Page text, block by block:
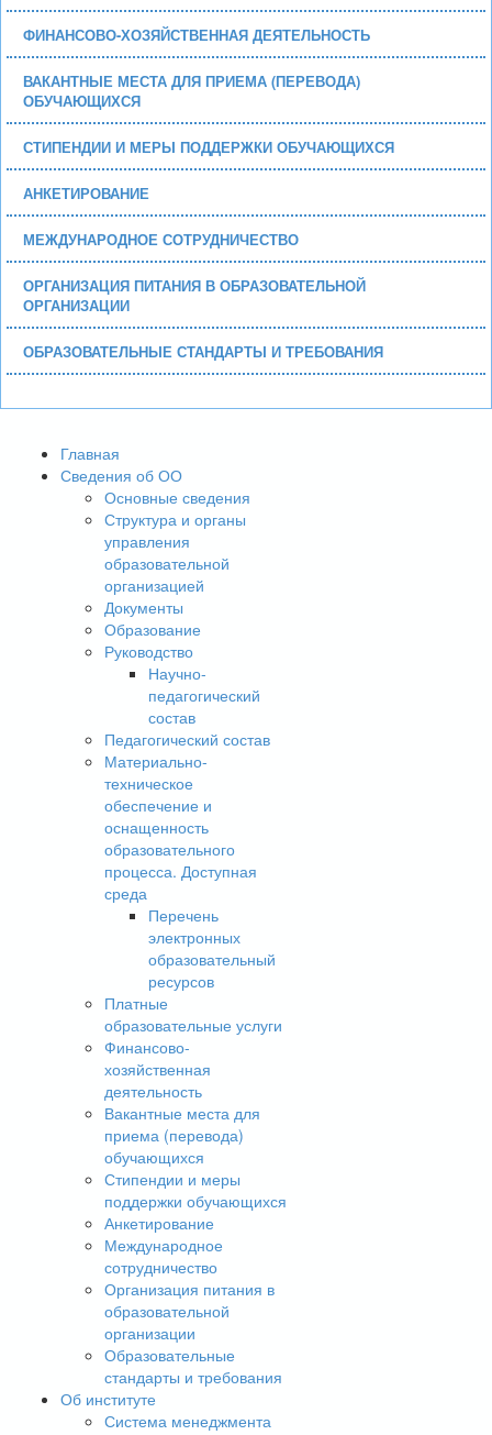
ФИНАНСОВО-ХОЗЯЙСТВЕННАЯ ДЕЯТЕЛЬНОСТЬ
ВАКАНТНЫЕ МЕСТА ДЛЯ ПРИЕМА (ПЕРЕВОДА)
ОБУЧАЮЩИХСЯ
СТИПЕНДИИ И МЕРЫ ПОДДЕРЖКИ ОБУЧАЮЩИХСЯ
АНКЕТИРОВАНИЕ
МЕЖДУНАРОДНОЕ СОТРУДНИЧЕСТВО
ОРГАНИЗАЦИЯ ПИТАНИЯ В ОБРАЗОВАТЕЛЬНОЙ
ОРГАНИЗАЦИИ
ОБРАЗОВАТЕЛЬНЫЕ СТАНДАРТЫ И ТРЕБОВАНИЯ
Главная
Сведения об ОО
Основные сведения
Структура и органы
управления
образовательной
организацией
Документы
Образование
Руководство
Научно-
педагогический
состав
Педагогический состав
Материально-
техническое
обеспечение и
оснащенность
образовательного
процесса. Доступная
среда
Перечень
электронных
образовательный
ресурсов
Платные
образовательные услуги
Финансово-
хозяйственная
деятельность
Вакантные места для
приема (перевода)
обучающихся
Стипендии и меры
поддержки обучающихся
Анкетирование
Международное
сотрудничество
Организация питания в
образовательной
организации
Образовательные
стандарты и требования
Об институте
Система менеджмента